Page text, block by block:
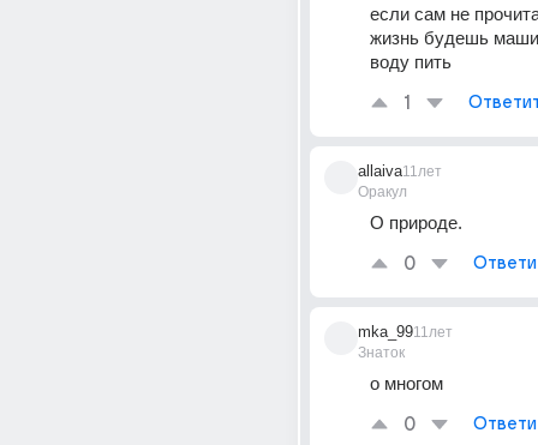
если сам не
жизнь будешь
воду пить
1
allaiva
Оракул
11лет
О природе.
0
mka_99
Знаток
11лет
о многом
0